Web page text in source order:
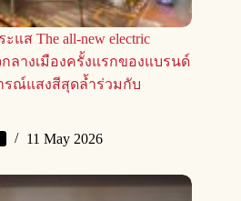
แส The all-new electric
กลางเมืองครั้งแรกของแบรนด์
รณ์แสงสีสุดล้ำร่วมกับ
11 May 2026